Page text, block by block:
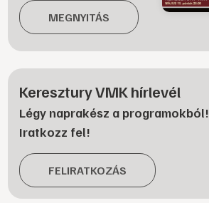
MEGNYITÁS
Keresztury VMK hírlevél
Légy naprakész a programokból!
Iratkozz fel!
FELIRATKOZÁS